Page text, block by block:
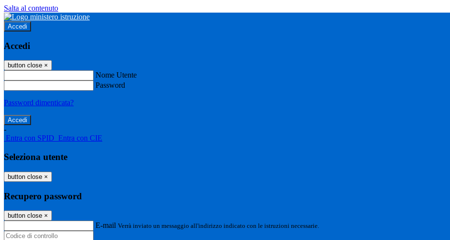
Salta al contenuto
Accedi
Accedi
button close ×
Nome Utente
Password
Password dimenticata?
-
Entra con SPID Entra con CIE
Seleziona utente
button close ×
Recupero password
button close ×
E-mail Verrà inviato un messaggio all'indirizzo indicato con le istruzioni necessarie.